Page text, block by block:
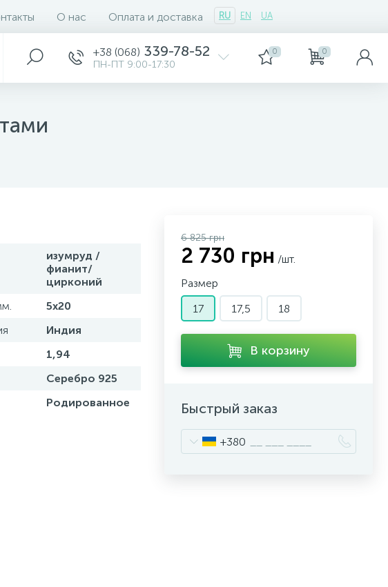
О нас Оплата и доставка RU EN UA
+38 (068) 339-78-52
ПН-ПТ 9:00-17:30
0 0
изумруд /
фианит/
цирконий
5х20
Индия
1,94
Серебро 925
Родированное
6 825 грн
2 730 грн /шт.
Размер
17
17,5 18
В корзину
Быстрый заказ
+380